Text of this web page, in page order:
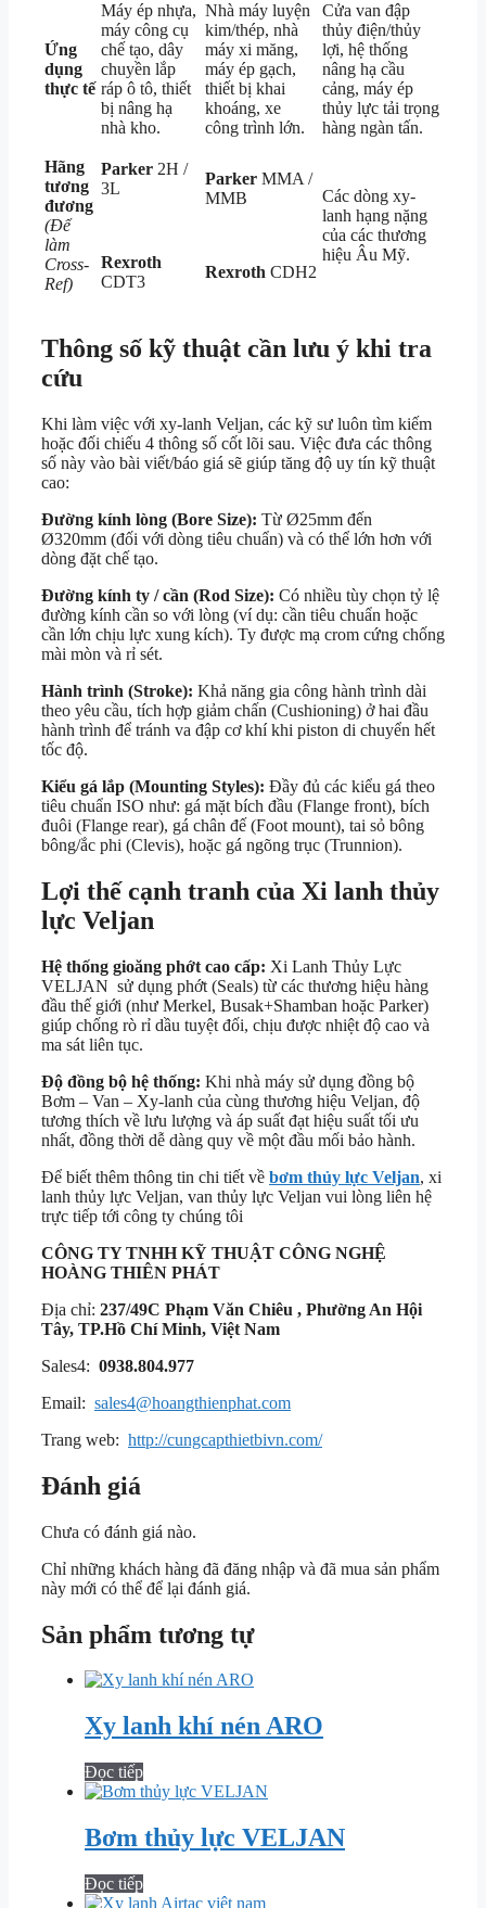
Ứng
dụng
thực tế
Máy ép nhựa,
máy công cụ
chế tạo, dây
chuyền lắp
ráp ô tô, thiết
bị nâng hạ
nhà kho.
Nhà máy luyện
kim/thép, nhà
máy xi măng,
máy ép gạch,
thiết bị khai
khoáng, xe
công trình lớn.
Cửa van đập
thủy điện/thủy
lợi, hệ thống
nâng hạ cầu
cảng, máy ép
thủy lực tải trọng
hàng ngàn tấn.
Hãng
tương
đương
(Để
làm
Cross-
Ref)
Parker 2H /
3L
Rexroth
CDT3
Parker MMA /
MMB
Rexroth CDH2
Các dòng xy-
lanh hạng nặng
của các thương
hiệu Âu Mỹ.
Thông số kỹ thuật cần lưu ý khi tra
cứu
Khi làm việc với xy-lanh Veljan, các kỹ sư luôn tìm kiếm
hoặc đối chiếu 4 thông số cốt lõi sau. Việc đưa các thông
số này vào bài viết/báo giá sẽ giúp tăng độ uy tín kỹ thuật
cao:
Đường kính lòng (Bore Size): Từ Ø25mm đến
Ø320mm (đối với dòng tiêu chuẩn) và có thể lớn hơn với
dòng đặt chế tạo.
Đường kính ty / cần (Rod Size): Có nhiều tùy chọn tỷ lệ
đường kính cần so với lòng (ví dụ: cần tiêu chuẩn hoặc
cần lớn chịu lực xung kích). Ty được mạ crom cứng chống
mài mòn và rỉ sét.
Hành trình (Stroke): Khả năng gia công hành trình dài
theo yêu cầu, tích hợp giảm chấn (Cushioning) ở hai đầu
hành trình để tránh va đập cơ khí khi piston di chuyển hết
tốc độ.
Kiểu gá lắp (Mounting Styles): Đầy đủ các kiểu gá theo
tiêu chuẩn ISO như: gá mặt bích đầu (Flange front), bích
đuôi (Flange rear), gá chân đế (Foot mount), tai sỏ bông
bông/ắc phi (Clevis), hoặc gá ngõng trục (Trunnion).
Lợi thế cạnh tranh của Xi lanh thủy
lực Veljan
Hệ thống gioăng phớt cao cấp: Xi Lanh Thủy Lực
VELJAN sử dụng phớt (Seals) từ các thương hiệu hàng
đầu thế giới (như Merkel, Busak+Shamban hoặc Parker)
giúp chống rò rỉ dầu tuyệt đối, chịu được nhiệt độ cao và
ma sát liên tục.
Độ đồng bộ hệ thống: Khi nhà máy sử dụng đồng bộ
Bơm – Van – Xy-lanh của cùng thương hiệu Veljan, độ
tương thích về lưu lượng và áp suất đạt hiệu suất tối ưu
nhất, đồng thời dễ dàng quy về một đầu mối bảo hành.
Để biết thêm thông tin chi tiết về bơm thủy lực Veljan, xi
lanh thủy lực Veljan, van thủy lực Veljan vui lòng liên hệ
trực tiếp tới công ty chúng tôi
CÔNG TY TNHH KỸ THUẬT CÔNG NGHỆ
HOÀNG THIÊN PHÁT
Địa chỉ: 237/49C Phạm Văn Chiêu , Phường An Hội
Tây, TP.Hồ Chí Minh, Việt Nam
Sales4: 0938.804.977
Email: sales4@hoangthienphat.com
Trang web: http://cungcapthietbivn.com/
Đánh giá
Chưa có đánh giá nào.
Chỉ những khách hàng đã đăng nhập và đã mua sản phẩm
này mới có thể để lại đánh giá.
Sản phẩm tương tự
Xy lanh khí nén ARO
Đọc tiếp
Bơm thủy lực VELJAN
Đọc tiếp